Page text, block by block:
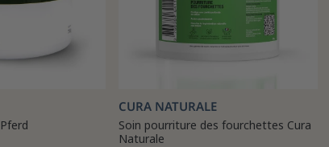
CURA NATURALE
Soin pourriture des fourchettes Cura
Naturale